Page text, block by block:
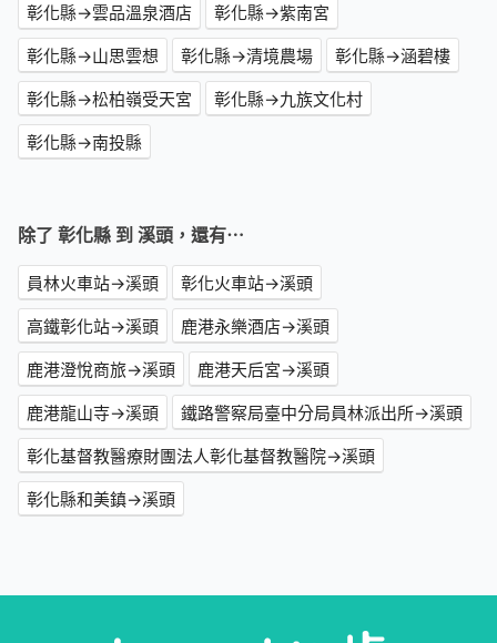
彰化縣→雲品溫泉酒店
彰化縣→紫南宮
彰化縣→山思雲想
彰化縣→清境農場
彰化縣→涵碧樓
彰化縣→松柏嶺受天宮
彰化縣→九族文化村
彰化縣→南投縣
除了 彰化縣 到 溪頭，還有⋯
員林火車站→溪頭
彰化火車站→溪頭
高鐵彰化站→溪頭
鹿港永樂酒店→溪頭
鹿港澄悅商旅→溪頭
鹿港天后宮→溪頭
鹿港龍山寺→溪頭
鐵路警察局臺中分局員林派出所→溪頭
彰化基督教醫療財團法人彰化基督教醫院→溪頭
彰化縣和美鎮→溪頭